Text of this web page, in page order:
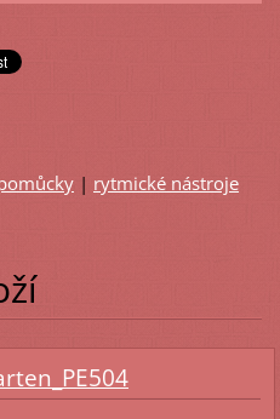
| rytmické nástroje